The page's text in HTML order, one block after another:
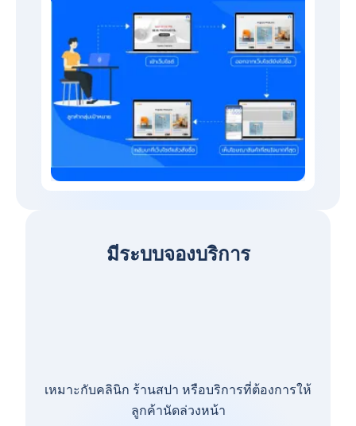
มีระบบจองบริการ
เหมาะกับคลินิก ร้านสปา หรือบริการที่ต้องการให้
ลูกค้านัดล่วงหน้า